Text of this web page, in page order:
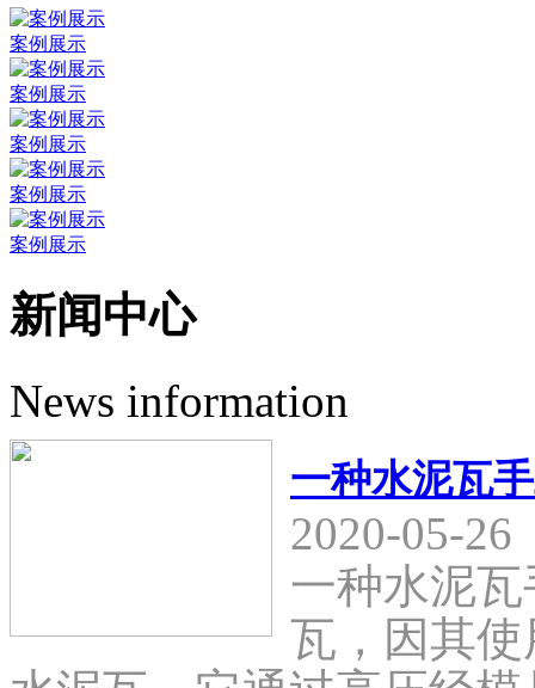
案例展示
案例展示
案例展示
案例展示
案例展示
新闻中心
News information
一种水泥瓦
2020-05-26
一种水泥
瓦，因其